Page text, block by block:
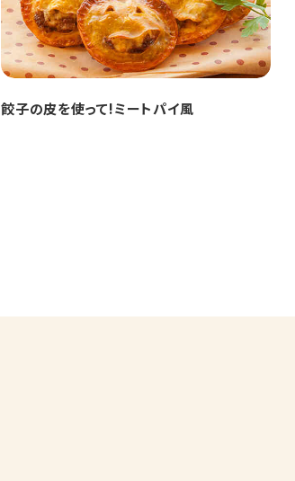
餃子の皮を使って!ミートパイ風